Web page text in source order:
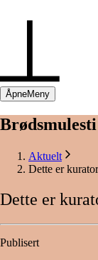
ÅpneMeny
Brødsmulesti
Aktuelt
Dette er
Dette er
Publisert